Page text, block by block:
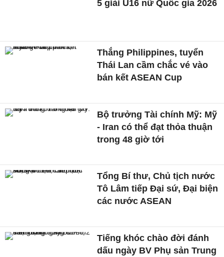
5 giải U16 nữ Quốc gia 2026
Thắng Philippines, tuyển
Thái Lan cầm chắc vé vào
bán kết ASEAN Cup
Bộ trưởng Tài chính Mỹ: Mỹ
- Iran có thể đạt thỏa thuận
trong 48 giờ tới
Tổng Bí thư, Chủ tịch nước
Tô Lâm tiếp Đại sứ, Đại biện
các nước ASEAN
Tiếng khóc chào đời đánh
dấu ngày BV Phụ sản Trung